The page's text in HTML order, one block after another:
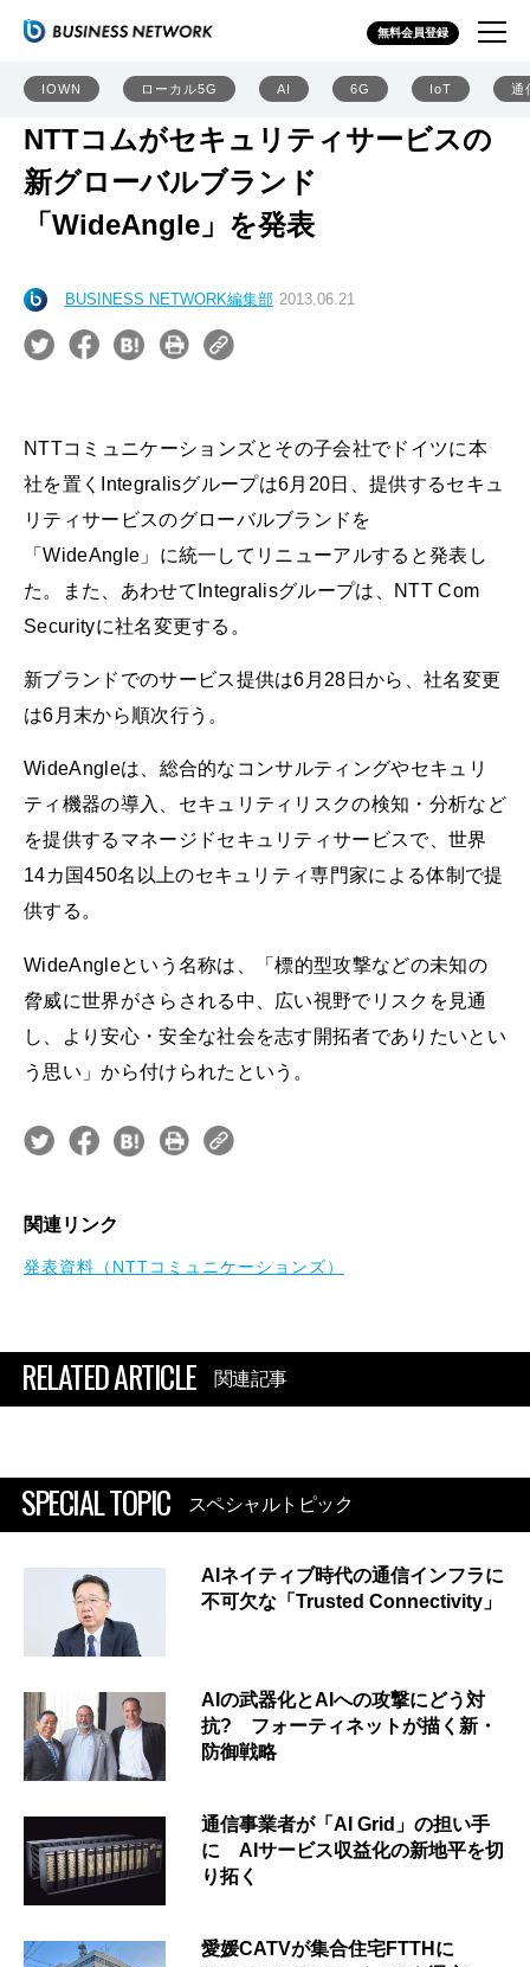
無料会員登録
IOWN ローカル5G AI 6G IoT 通
NTTコムがセキュリティサービスの
新グローバルブランド
「WideAngle」を発表
BUSINESS NETWORK編集部 2013.06.21
NTTコミュニケーションズとその子会社でドイツに本
社を置くIntegralisグループは6月20日、提供するセキュ
リティサービスのグローバルブランドを
「WideAngle」に統一してリニューアルすると発表し
た。また、あわせてIntegralisグループは、NTT Com
Securityに社名変更する。
新ブランドでのサービス提供は6月28日から、社名変更
は6月末から順次行う。
WideAngleは、総合的なコンサルティングやセキュリ
ティ機器の導入、セキュリティリスクの検知・分析など
を提供するマネージドセキュリティサービスで、世界
14カ国450名以上のセキュリティ専門家による体制で提
供する。
WideAngleという名称は、「標的型攻撃などの未知の
脅威に世界がさらされる中、広い視野でリスクを見通
し、より安心・安全な社会を志す開拓者でありたいとい
う思い」から付けられたという。
関連リンク
発表資料（NTTコミュニケーションズ）
RELATED ARTICLE 関連記事
SPECIAL TOPIC スペシャルトピック
AIネイティブ時代の通信インフラに
不可欠な「Trusted Connectivity」
AIの武器化とAIへの攻撃にどう対
抗? フォーティネットが描く新・
防御戦略
通信事業者が「AI Grid」の担い手
に AIサービス収益化の新地平を切
り拓く
愛媛CATVが集合住宅FTTHに